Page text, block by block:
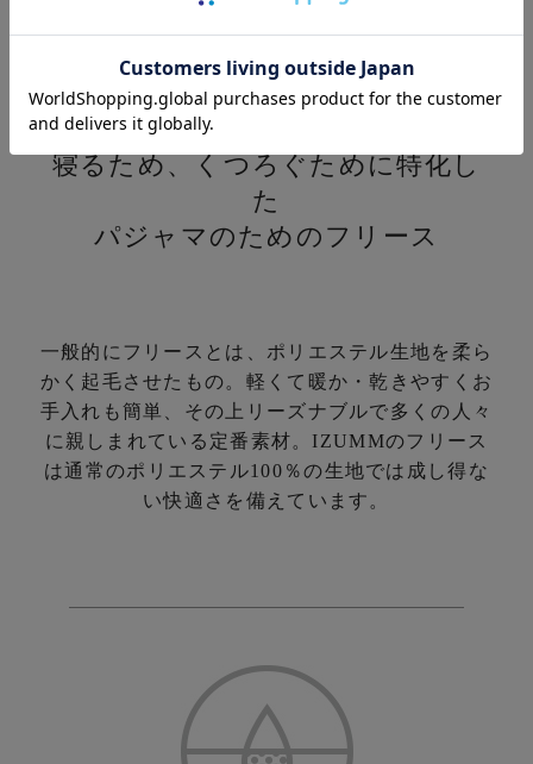
寝るため、くつろぐために特化し
た
パジャマのためのフリース
一般的にフリースとは、ポリエステル生地を柔ら
かく起毛させたもの。 軽くて暖か・乾きやすくお
手入れも簡単、その上リーズナブルで多くの人々
に親しまれている定番素材。 IZUMMのフリース
は通常のポリエステル100％の生地では成し得な
い快適さを備えています。